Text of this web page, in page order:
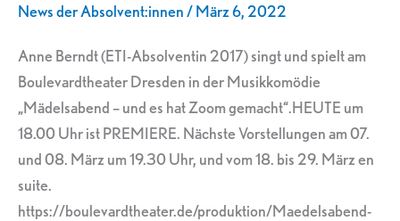
News der Absolvent:innen/März 6, 2022
Anne Berndt (ETI-Absolventin 2017) singt und spielt am
Boulevardtheater Dresden in der Musikkomödie
„Mädelsabend – und es hat Zoom gemacht“.HEUTE um
18.00 Uhr ist PREMIERE. Nächste Vorstellungen am 07.
und 08. März um 19.30 Uhr, und vom 18. bis 29. März en
suite.
https://boulevardtheater.de/produktion/Maedelsabend-